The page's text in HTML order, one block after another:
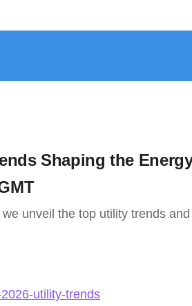
Shaping the
unveil the top utility trends
utility-trends